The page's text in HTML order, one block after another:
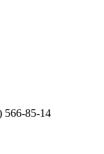
566-85-14